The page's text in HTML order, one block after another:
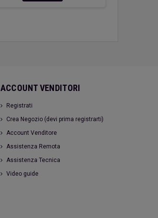
ACCOUNT VENDITORI
Registrati
Crea Negozio (devi prima registrarti)
Account Venditore
Assistenza Remota
Assistenza Tecnica
Video guide